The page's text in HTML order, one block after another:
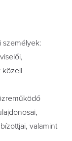
személyek:
közeli
valamint